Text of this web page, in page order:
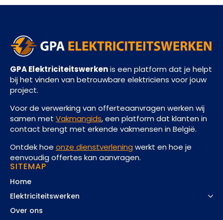
GPA Elektriciteitswerkenis een platform dat je helpt
bij het vinden van betrouwbare elektriciens voor jouw
project.
Voor de verwerking van offerteaanvragen werken wij
samen met Vakmangids, een platform dat klanten in
contact brengt met erkende vakmensen in België.
Ontdek hoe onze dienstverleningwerkt en hoe je
eenvoudig offertes kan aanvragen.
SITEMAP
Home
Elektriciteitswerken
Over ons